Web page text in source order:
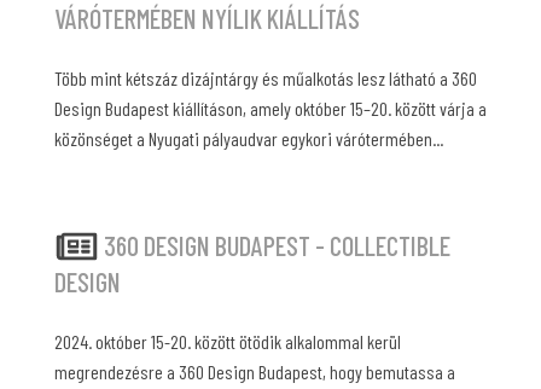
VÁRÓTERMÉBEN NYÍLIK KIÁLLÍTÁS
Több mint kétszáz dizájntárgy és műalkotás lesz látható a 360
Design Budapest kiállításon, amely október 15–20. között várja a
közönséget a Nyugati pályaudvar egykori várótermében...
360 DESIGN BUDAPEST - COLLECTIBLE
DESIGN
2024. október 15-20. között ötödik alkalommal kerül
megrendezésre a 360 Design Budapest, hogy bemutassa a